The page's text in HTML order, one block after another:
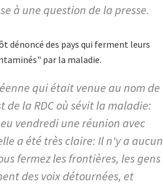
à une question de la presse.
dénoncé des pays qui ferment leurs
par la maladie.
qui était venue au nom de
la RDC où sévit la maladie:
vendredi une réunion avec
a été très claire: Il n'y a aucun
fermez les frontières, les gens
des voix détournées, et